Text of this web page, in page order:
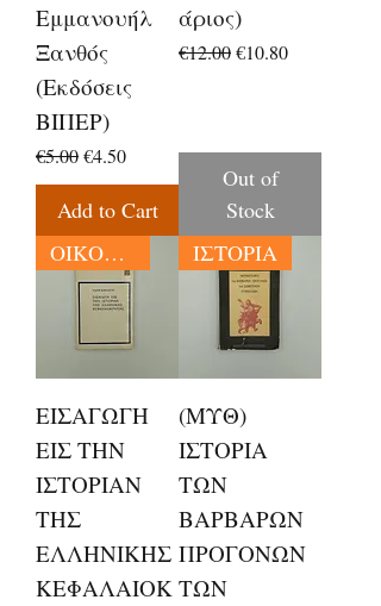
Εμμανουήλ
Ξανθός
(Εκδόσεις
ΒΙΠΕΡ)
Regular Price
€5.00Sale Price
€4.50
Add to Cart
άριος)
Regular Price
€12.00Sale Price
€10.80
Out of
Stock
ΟΙΚΟΝΟΜΙΑ
ΕΙΣΑΓΩΓΗ
ΕΙΣ ΤΗΝ
ΙΣΤΟΡΙΑΝ
ΤΗΣ
ΕΛΛΗΝΙΚΗΣ
ΚΕΦΑΛΑΙΟΚ
ΙΣΤΟΡΙΑ
(ΜΥΘ)
ΙΣΤΟΡΙΑ
ΤΩΝ
ΒΑΡΒΑΡΩΝ
ΠΡΟΓΟΝΩΝ
ΤΩΝ